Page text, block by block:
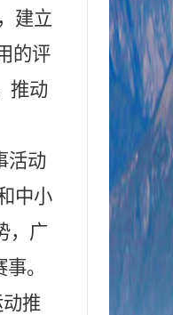
建立
的评
推动
活动
中小
，广
。
推